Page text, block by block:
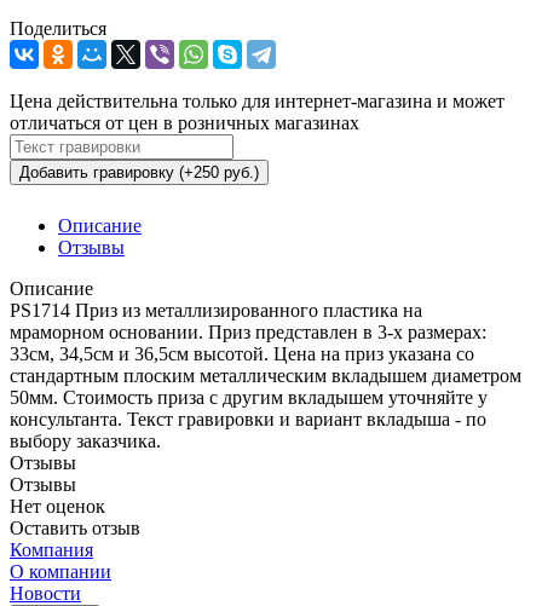
Поделиться
Цена действительна только для интернет-магазина и может
отличаться от цен в розничных магазинах
Добавить гравировку (+250 руб.)
Описание
Отзывы
Описание
PS1714 Приз из металлизированного пластика на
мраморном основании. Приз представлен в 3-х размерах:
33см, 34,5см и 36,5см высотой. Цена на приз указана со
стандартным плоским металлическим вкладышем диаметром
50мм. Стоимость приза с другим вкладышем уточняйте у
консультанта. Текст гравировки и вариант вкладыша - по
выбору заказчика.
Отзывы
Отзывы
Нет оценок
Оставить отзыв
Компания
О компании
Новости